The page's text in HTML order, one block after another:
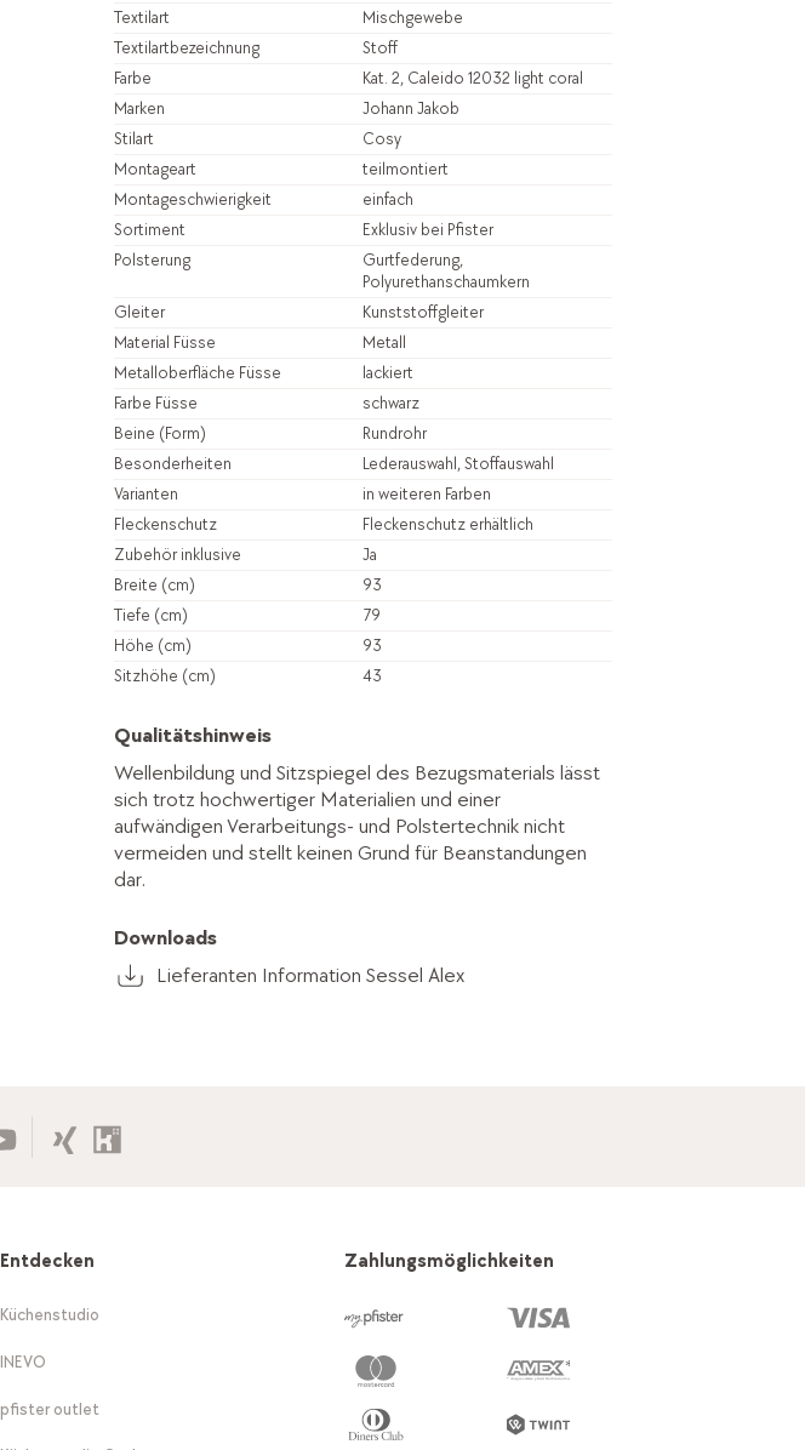
Textilart
Mischgewebe
Textilartbezeichnung
Stoff
Farbe
Kat. 2, Caleido 12032 light coral
Marken
Johann Jakob
Stilart
Cosy
Montageart
teilmontiert
Montageschwierigkeit
einfach
Sortiment
Exklusiv bei Pfister
Polsterung
Gurtfederung,
Polyurethanschaumkern
Gleiter
Kunststoffgleiter
Material Füsse
Metall
Metalloberfläche Füsse
lackiert
Farbe Füsse
schwarz
Beine (Form)
Rundrohr
Besonderheiten
Lederauswahl, Stoffauswahl
Varianten
in weiteren Farben
Fleckenschutz
Fleckenschutz erhältlich
Zubehör inklusive
Ja
Breite (cm)
93
Tiefe (cm)
79
Höhe (cm)
93
Sitzhöhe (cm)
43
Qualitätshinweis
Wellenbildung und Sitzspiegel des Bezugsmaterials lässt
sich trotz hochwertiger Materialien und einer
aufwändigen Verarbeitungs- und Polstertechnik nicht
vermeiden und stellt keinen Grund für Beanstandungen
dar.
Downloads
Lieferanten Information Sessel Alex
Entdecken
Küchenstudio
INEVO
pfister outlet
Zahlungsmöglichkeiten